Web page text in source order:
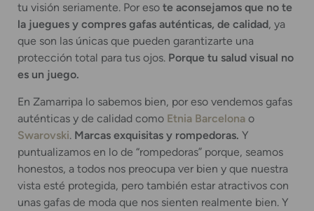
tu visión seriamente. Por eso te aconsejamos que no te
la juegues y compres gafas auténticas, de calidad, ya
que son las únicas que pueden garantizarte una
protección total para tus ojos. Porque tu salud visual no
es un juego.
En Zamarripa lo sabemos bien, por eso vendemos gafas
auténticas y de calidad como Etnia Barcelona o
Swarovski. Marcas exquisitas y rompedoras. Y
puntualizamos en lo de “rompedoras” porque, seamos
honestos, a todos nos preocupa ver bien y que nuestra
vista esté protegida, pero también estar atractivos con
unas gafas de moda que nos sienten realmente bien. Y